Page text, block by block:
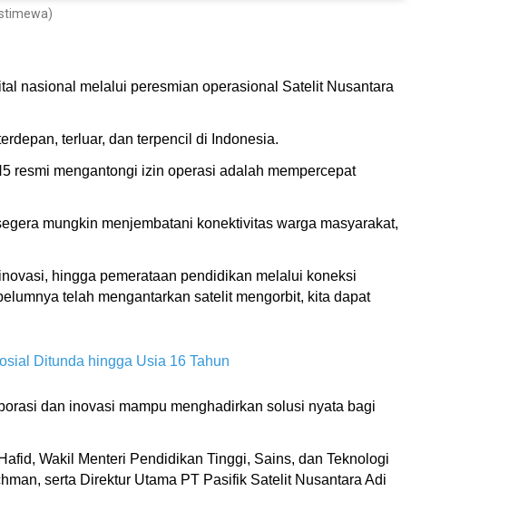
nasional melalui peresmian operasional Satelit Nusantara
terluar, dan terpencil di Indonesia.
resmi mengantongi izin operasi adalah mempercepat
mungkin menjembatani konektivitas warga masyarakat,
hingga pemerataan pendidikan melalui koneksi
telah mengantarkan satelit mengorbit, kita dapat
Ditunda hingga Usia 16 Tahun
dan inovasi mampu menghadirkan solusi nyata bagi
Wakil Menteri Pendidikan Tinggi, Sains, dan Teknologi
serta Direktur Utama PT Pasifik Satelit Nusantara Adi